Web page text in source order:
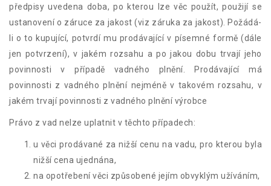
předpisy uvedena doba, po kterou lze věc použít, použijí se
ustanovení o záruce za jakost (viz záruka za jakost). Požádá-
li o to kupující, potvrdí mu prodávající v písemné formě (dále
jen potvrzení), v jakém rozsahu a po jakou dobu trvají jeho
povinnosti v případě vadného plnění. Prodávající má
povinnosti z vadného plnění nejméně v takovém rozsahu, v
jakém trvají povinnosti z vadného plnění výrobce
Právo z vad nelze uplatnit v těchto případech:
u věci prodávané za nižší cenu na vadu, pro kterou byla
nižší cena ujednána,
na opotřebení věci způsobené jejím obvyklým užíváním,